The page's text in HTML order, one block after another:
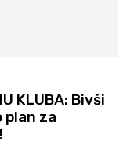
KLUBA: Bivši
plan za